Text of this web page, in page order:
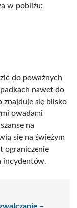
w pobliżu:
do poważnych
nawet do
znajduje się blisko
owadami
na
się na świeżym
ograniczenie
incydentów.
–